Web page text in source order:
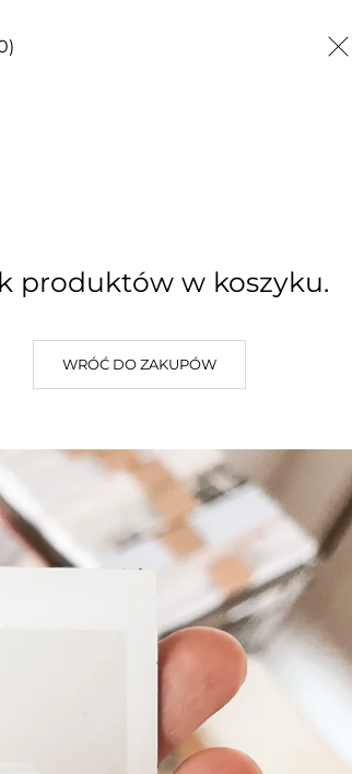
produktów w koszyku.
WRÓĆ DO ZAKUPÓW